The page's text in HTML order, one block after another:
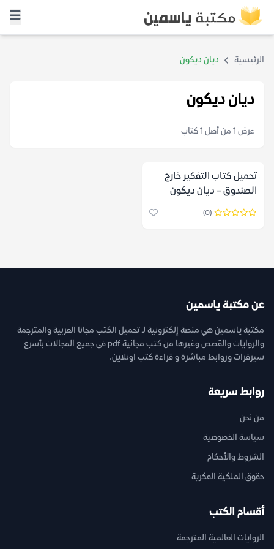
الرئيسية ديان ديكون
ديان ديكون
عرض 1 من أصل 1 كتاب
تحميل كتاب التفكير خارج
الصندوق – ديان ديكون
(0)
عن مكتبة ياسمين
مكتبة ياسمين هي منصة إلكترونية لـ تحميل الكتب مجانا العربية والمترجمة
والروايات والقصص وغيرها من كتب مجانية pdf فى جميع المجالات بأسرع
سيرفرات وروابط مباشرة و قراءة كتب اونلاين.
روابط سريعة
من نحن
سياسة الخصوصية
الشروط والأحكام
حقوق الملكية الفكرية
أقسام الكتب
الروايات العالمية المترجمة